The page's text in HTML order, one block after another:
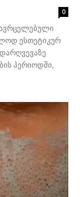
0
ესთეტიკურ
პერიოდში,